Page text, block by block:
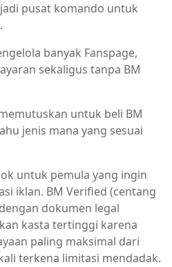
pusat komando untuk
banyak Fanspage,
sekaligus tanpa BM
untuk beli BM
jenis mana yang sesuai
untuk pemula yang ingin
iklan. BM Verified (centang
dokumen legal
kasta tertinggi karena
paling maksimal dari
terkena limitasi mendadak.